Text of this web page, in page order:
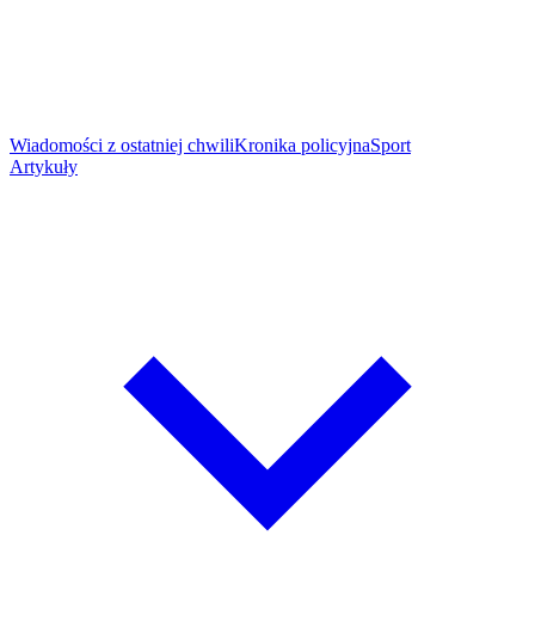
Wiadomości z ostatniej chwiliKronika policyjnaSport
Artykuły